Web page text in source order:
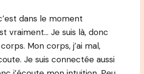
dans le moment
vraiment… Je suis là, donc
Mon corps, j’ai mal,
Je suis connectée aussi